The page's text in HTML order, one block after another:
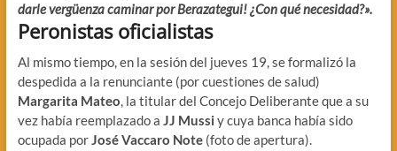
darle vergüenza caminar por Berazategui! ¿Con qué necesidad?».
Peronistas oficialistas
Al mismo tiempo, en la sesión del jueves 19, se formalizó la
despedida a la renunciante (por cuestiones de salud)
Margarita Mateo, la titular del Concejo Deliberante que a su
vez había reemplazado a JJ Mussi y cuya banca había sido
ocupada porJosé Vaccaro Note(foto de apertura).